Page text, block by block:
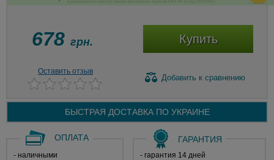
678 грн. Купить
Оставить отзыв
Добавить к сравнению
БЫСТРАЯ ДОСТАВКА ПО УКРАИНЕ
ОПЛАТА
- наличными
ГАРАНТИЯ
- гарантия 14 дней